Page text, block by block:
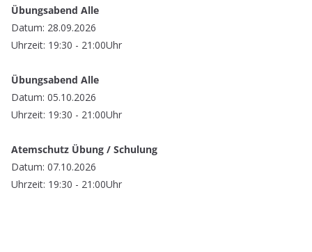
Übungsabend Alle
Datum: 28.09.2026
Uhrzeit: 19:30 - 21:00Uhr
Übungsabend Alle
Datum: 05.10.2026
Uhrzeit: 19:30 - 21:00Uhr
Atemschutz Übung / Schulung
Datum: 07.10.2026
Uhrzeit: 19:30 - 21:00Uhr